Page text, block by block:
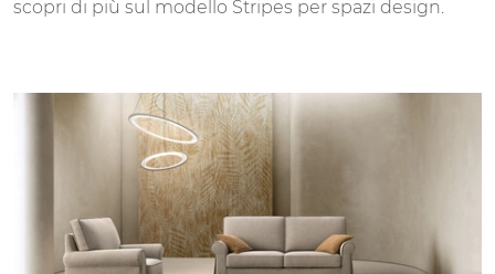
scopri di più sul modello Stripes per spazi design.